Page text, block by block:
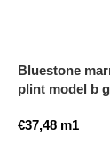
Bluestone
plint model b
€37,48 m1